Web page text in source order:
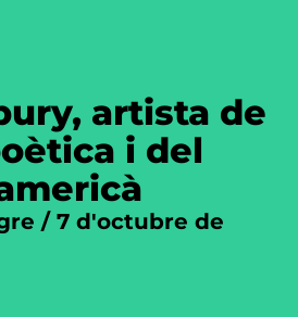
artista de
i del
7 d'octubre de